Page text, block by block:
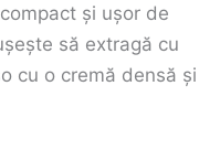
și ușor de
să extragă cu
cu o cremă densă și